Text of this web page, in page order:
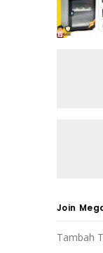
Join
Tambah